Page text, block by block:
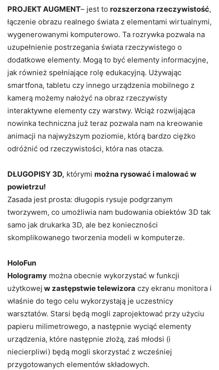
PROJEKT AUGMENT– jest to rozszerzona rzeczywistość,
łączenie obrazu realnego świata z elementami wirtualnymi,
wygenerowanymi komputerowo. Ta rozrywka pozwala na
uzupełnienie postrzegania świata rzeczywistego o
dodatkowe elementy. Mogą to być elementy informacyjne,
jak również spełniające rolę edukacyjną. Używając
smartfona, tabletu czy innego urządzenia mobilnego z
kamerą możemy nałożyć na obraz rzeczywisty
interaktywne elementy czy warstwy. Wciąż rozwijająca
nowinka techniczna już teraz pozwala nam na kreowanie
animacji na najwyższym poziomie, którą bardzo ciężko
odróżnić od rzeczywistości, która nas otacza.
DŁUGOPISY 3D, którymi można rysować i malować w
powietrzu!
Zasada jest prosta: długopis rysuje podgrzanym
tworzywem, co umożliwia nam budowania obiektów 3D tak
samo jak drukarka 3D, ale bez konieczności
skomplikowanego tworzenia modeli w komputerze.
HoloFun
Hologramy można obecnie wykorzystać w funkcji
użytkowej w zastępstwie telewizora czy ekranu monitora i
właśnie do tego celu wykorzystają je uczestnicy
warsztatów. Starsi będą mogli zaprojektować przy użyciu
papieru milimetrowego, a następnie wyciąć elementy
urządzenia, które następnie złożą, zaś młodsi (i
niecierpliwi) będą mogli skorzystać z wcześniej
przygotowanych elementów składowych.